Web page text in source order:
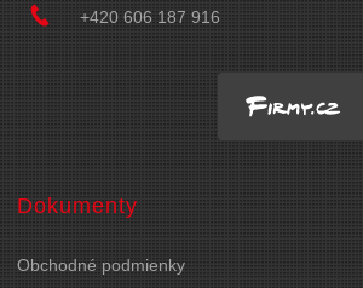
+420 606 187 916
Dokumenty
Obchodné podmienky